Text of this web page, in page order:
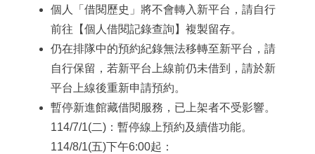
個人「借閱歷史」將不會轉入新平台，請自行
前往【個人借閱記錄查詢】複製留存。
仍在排隊中的預約紀錄無法移轉至新平台，請
自行保留，若新平台上線前仍未借到，請於新
平台上線後重新申請預約。
暫停新進館藏借閱服務，已上架者不受影響。
114/7/1(二)：暫停線上預約及續借功能。
114/8/1(五)下午6:00起：